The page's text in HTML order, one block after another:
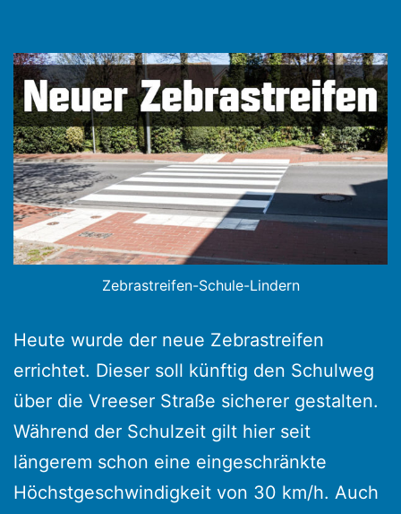
Zebrastreifen-Schule-Lindern
Heute wurde der neue Zebrastreifen
errichtet. Dieser soll künftig den Schulweg
über die Vreeser Straße sicherer gestalten.
Während der Schulzeit gilt hier seit
längerem schon eine eingeschränkte
Höchstgeschwindigkeit von 30 km/h. Auch